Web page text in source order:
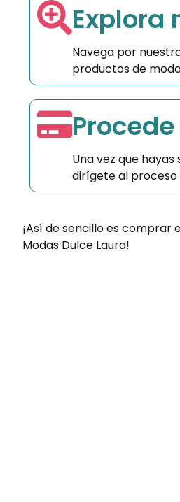
Explora
Navega por
productos de
Una vez que
dirígete al proceso
¡Así de sencillo es comprar
Modas Dulce Laura!